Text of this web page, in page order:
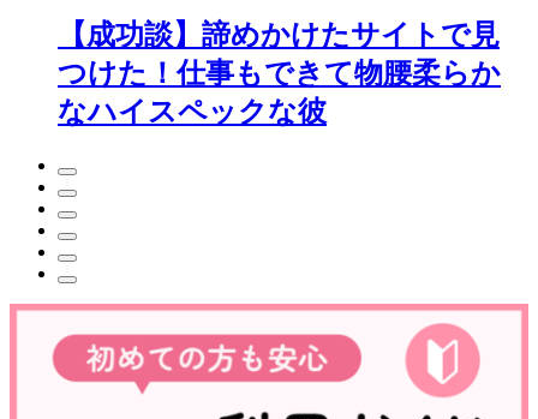
【成功談】諦めかけたサイトで見
つけた！仕事もできて物腰柔らか
なハイスペックな彼